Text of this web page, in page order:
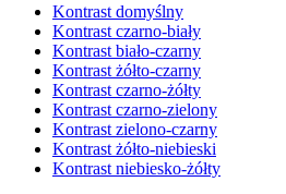
Kontrast domyślny
Kontrast czarno-biały
Kontrast biało-czarny
Kontrast żółto-czarny
Kontrast czarno-żółty
Kontrast czarno-zielony
Kontrast zielono-czarny
Kontrast żółto-niebieski
Kontrast niebiesko-żółty